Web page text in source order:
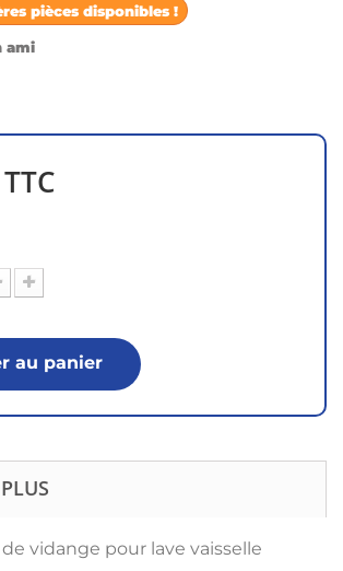
pièces disponibles !
ami
TTC
au panier
vidange pour lave vaisselle